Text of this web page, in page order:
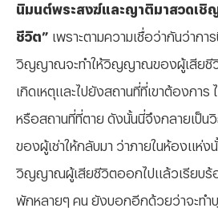
นิมนต์พระสงฆ์และญาติมาสวดเ
ชีวิต” เพราะตามความเชื่อว่ากันว่ากา
วิญญาณจะทำให้วิญญาณของผู้เสียชีวิ
เกิดเหตุและไปยังสถานที่ที่เขาต้องกา
หรือสถานที่ที่ตาย ดังนั้นนี่จึงกลายเป็นวิ
ของผู้เช่าให้กลับมา ว่าภายในห้องแห่ง
วิญญาณผู้เสียชีวิตออกไปแล้วเรียบร้
พักหลายๆ คน ยังบอกอีกด้วยว่าจะท